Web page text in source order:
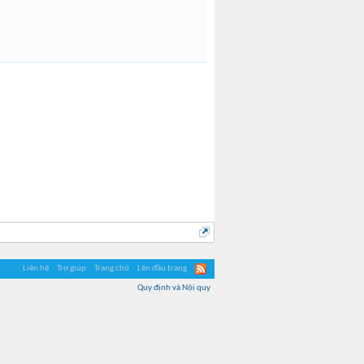
Liên hệ Trợ giúp Trang chủ Lên đầu trang
Quy định và Nội quy